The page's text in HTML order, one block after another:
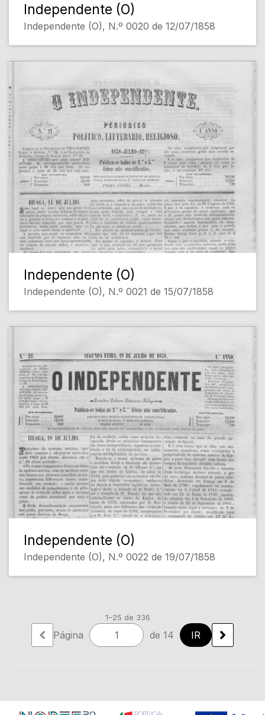
Independente (O)
Independente (O), N.º 0020 de 12/07/1858
Independente (O)
Independente (O), N.º 0021 de 15/07/1858
Independente (O)
Independente (O), N.º 0022 de 19/07/1858
1–25 de 336
Página de 14